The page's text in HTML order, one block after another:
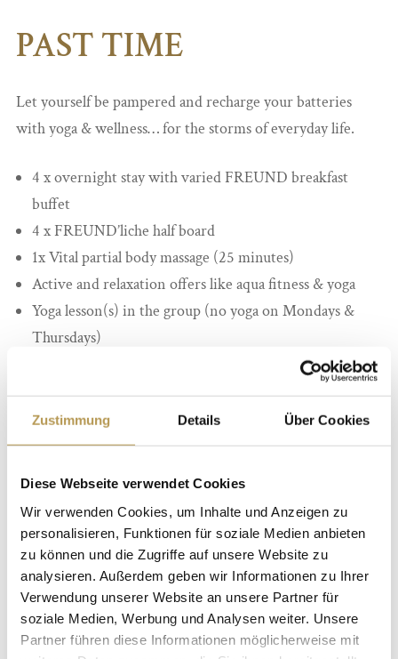
Zustimmung Details Über Cookies
Diese Webseite verwendet Cookies
Wir verwenden Cookies, um Inhalte und Anzeigen zu
personalisieren, Funktionen für soziale Medien anbieten
zu können und die Zugriffe auf unsere Website zu
analysieren. Außerdem geben wir Informationen zu Ihrer
Verwendung unserer Website an unsere Partner für
soziale Medien, Werbung und Analysen weiter. Unsere
Partner führen diese Informationen möglicherweise mit
PAST TIME
Let yourself be pampered and recharge your batteries
with yoga & wellness… for the storms of everyday life.
4 x overnight stay with varied FREUND breakfast
buffet
4 x FREUND’liche half board
1x Vital partial body massage (25 minutes)
Active and relaxation offers like aqua fitness & yoga
Yoga lesson(s) in the group (no yoga on Mondays &
Thursdays)
Orkeland SPA (2.700sqm) Relaxation worlds with
light-flooded rest oases & view into the wellness
garden
Indoor & outdoor pool (26 degrees heated all year
Bathrobe, wellness bag and bath slippers in the room
Parking lot directly at the hotel
free wifi in your room
Excellent hiking / biking / Nordic walking trails